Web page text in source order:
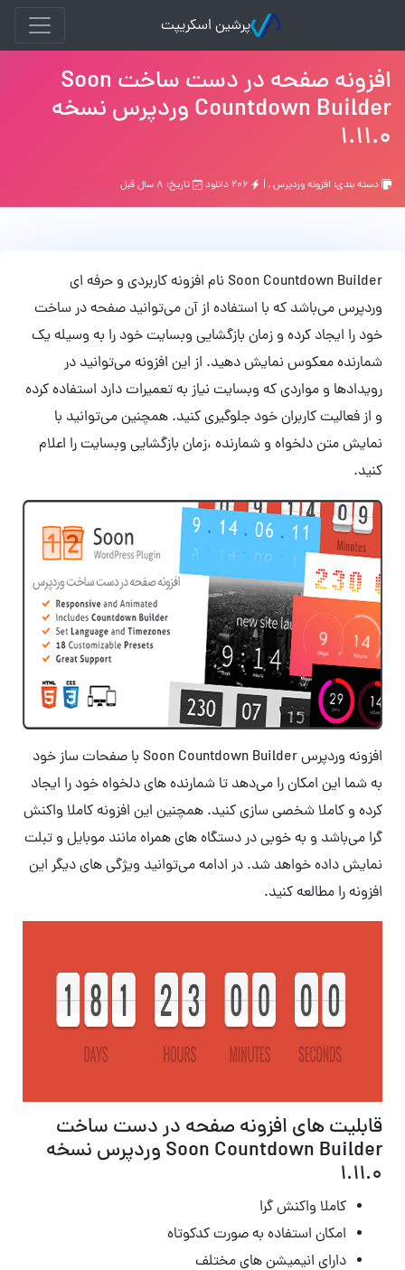
پرشین اسکریپت
افزونه صفحه در دست ساخت Soon
Countdown Builder وردپرس نسخه
1.11.0
دسته بندی: افزونه وردپرس, | تاریخ: ۸ سال قبل
Soon Countdown Builder نام افزونه کاربردی و حرفه ای
وردپرس می‌باشد که با استفاده از آن می‌توانید صفحه در ساخت
خود را ایجاد کرده و زمان بازگشایی وبسایت خود را به وسیله یک
شمارنده معکوس نمایش دهید. از این افزونه می‌توانید در
رویدادها و مواردی که وبسایت نیاز به تعمیرات دارد استفاده کرده
و از فعالیت کاربران خود جلوگیری کنید. همچنین می‌توانید با
نمایش متن دلخواه و شمارنده ،زمان بازگشایی وبسایت را اعلام
کنید.
افزونه وردپرس Soon Countdown Builder با صفحات ساز خود
به شما این امکان را می‌دهد تا شمارنده های دلخواه خود را ایجاد
کرده و کاملا شخصی سازی کنید. همچنین این افزونه کاملا واکنش
گرا می‌باشد و به خوبی در دستگاه های همراه مانند موبایل و تبلت
نمایش داده خواهد شد. در ادامه می‌توانید ویژگی های دیگر این
افزونه را مطالعه کنید.
قابلیت های افزونه صفحه در دست ساخت
Soon Countdown Builder وردپرس نسخه
1.11.0
کاملا واکنش گرا
امکان استفاده به صورت کدکوتاه
دارای انیمیشن های مختلف